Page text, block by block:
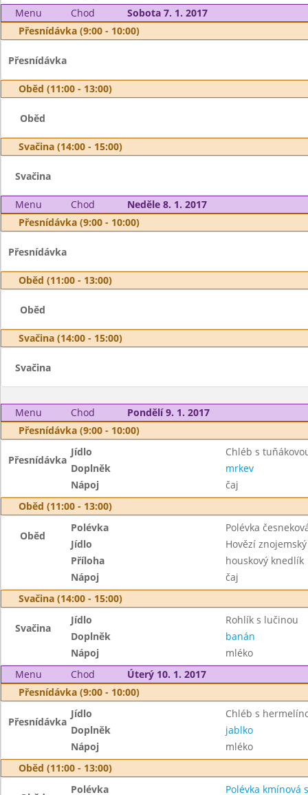
Menu
Chod
Sobota 7. 1. 2017
Přesnídávka (9:00 - 10:00)
Přesnídávka
Oběd (11:00 - 13:00)
Oběd
Svačina (14:00 - 15:00)
Svačina
Menu Chod
Neděle 8. 1. 2017
Přesnídávka (9:00 - 10:00)
Přesnídávka
Oběd (11:00 - 13:00)
Oběd
Svačina (14:00 - 15:00)
Svačina
Menu Chod
Pondělí 9. 1. 2017
Přesnídávka (9:00 - 10:00)
Přesnídávka
Jídlo
Chléb s
Doplněk
mrkev
Nápoj
čaj
Oběd (11:00 - 13:00)
Oběd
Polévka
Polévka
Jídlo
Hovězí
Příloha
houskový knedlík
Nápoj
čaj
Svačina (14:00 - 15:00)
Svačina
Jídlo
Rohlík s lučinou
Doplněk
banán
Nápoj
mléko
Menu
Chod
Úterý 10. 1. 2017
Přesnídávka (9:00 - 10:00)
Přesnídávka
Jídlo
Chléb s
Doplněk
jablko
Nápoj
mléko
Oběd (11:00 - 13:00)
Polévka Polévka kmínová